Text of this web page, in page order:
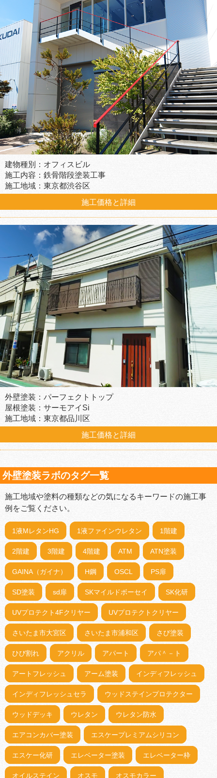
建物種別：オフィスビル
施工内容：鉄骨階段塗装工事
施工地域：東京都渋谷区
施工価格と詳細
外壁塗装：パーフェクトトップ
屋根塗装：サーモアイSi
施工地域：東京都品川区
施工価格と詳細
外壁塗装ラボのタグ一覧
施工地域や塗料の種類などの気になるキーワードの施工事
例をご覧ください。
1液MレタンHG 1液ファインウレタン 1階建
2階建 3階建 4階建 ATM ATN塗装
GAINA（ガイナ） H鋼 OSCL PS扉
SD塗装 sd扉 SKマイルドボーセイ SK化研
UVプロテクト4Fクリヤー UVプロテクトクリヤー
さいたま市大宮区 さいたま市浦和区 さび塗装
ひび割れ アクリル アパート アパ＾－ト
アートフレッシュ アーム塗装 インディフレッシュ
インディフレッシュセラ ウッドステインプロテクター
ウッドデッキ ウレタン ウレタン防水
エアコンカバー塗装 エスケープレミアムシリコン
エスケー化研 エレベーター塗装 エレベーター枠
オイルステイン オスモ オスモカラー